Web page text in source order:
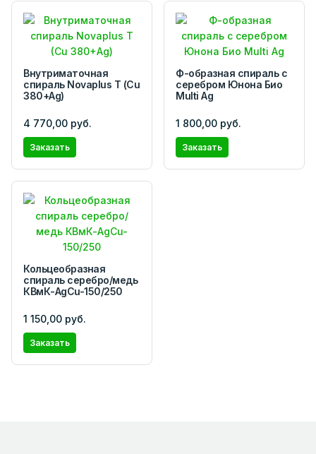
Внутриматочная
спираль Novaplus T (Cu
380+Ag)
4 770,00 руб.
Заказать
Ф-образная спираль с
серебром Юнона Био
Multi Ag
1 800,00 руб.
Заказать
Кольцеобразная
спираль серебро/медь
КВмК-AgCu-150/250
1 150,00 руб.
Заказать